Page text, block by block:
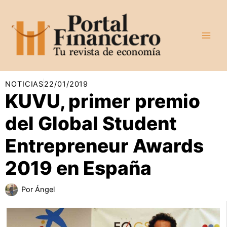
contenido
NOTICIAS22/01/2019
KUVU, primer premio
del Global Student
Entrepreneur Awards
2019 en España
Por Ángel